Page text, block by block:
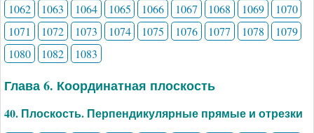
1062 1063 1064 1065 1066 1067 1068 1069
1070
1071
1072 1073 1074 1075 1076 1077 1078
1079
1080
1082 1083
Глава 6. Координатная плоскость
40. Плоскость. Перпендикулярные прямые и отрезки